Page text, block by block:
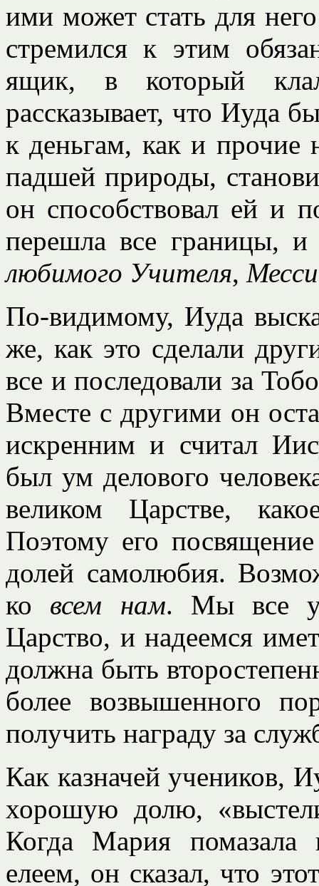
ими может стать для
стремился к этим
ящик, в который
рассказывает, что Иуда
к деньгам, как и прочие
падшей природы,
он способствовал ей и
перешла все границы,
любимого Учителя,
По-видимому, Иуда
же, как это сделали
все и последовали за
Вместе с другими он
искренним и считал
был ум делового
великом Царстве,
Поэтому его
долей самолюбия.
ко всем нам. Мы все
Царство, и надеемся
должна быть
более возвышенного
получить награду за
Как казначей учеников,
хорошую долю,
Когда Мария помазала
елеем, он сказал, что